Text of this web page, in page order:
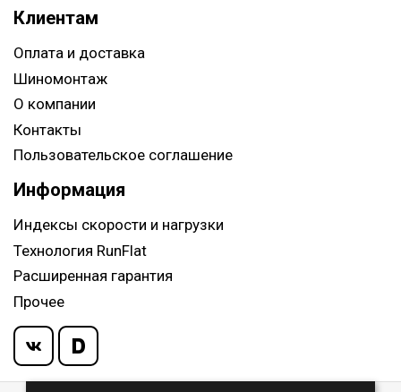
Клиентам
Оплата и доставка
Шиномонтаж
О компании
Контакты
Пользовательское соглашение
Информация
Индексы скорости и нагрузки
Технология RunFlat
Расширенная гарантия
Прочее